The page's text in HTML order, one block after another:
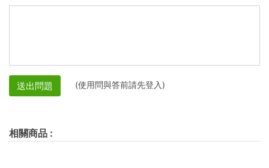
送出問題 (使用問與答前請先登入)
相關商品 :